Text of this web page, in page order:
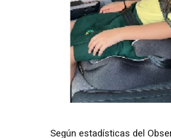
Según estadísticas del